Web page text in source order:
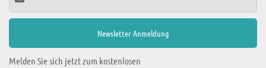
Melden Sie sich jetzt zum kostenlosen